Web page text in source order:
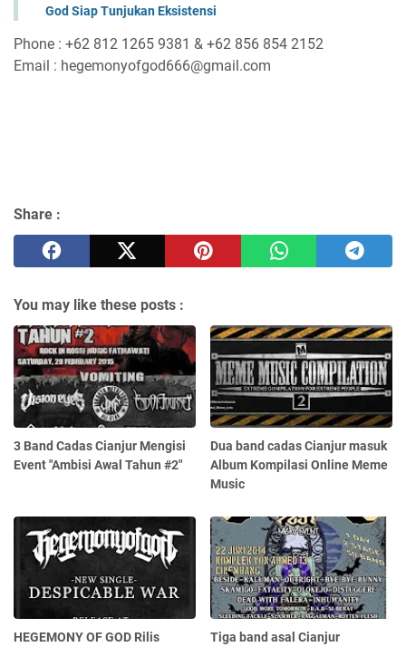
God Siap Tunjukan Eksistensi
Phone : +62 812 1265 9381 & +62 856 854 2152
Email : hegemonyofgod666@gmail.com
Share :
You may like these posts :
3 Band Cadas Cianjur Mengisi
Event "Ambisi Awal Tahun #2"
Dua band cadas Cianjur masuk
Album Kompilasi Online Meme
Music
HEGEMONY OF GOD Rilis
Tiga band asal Cianjur